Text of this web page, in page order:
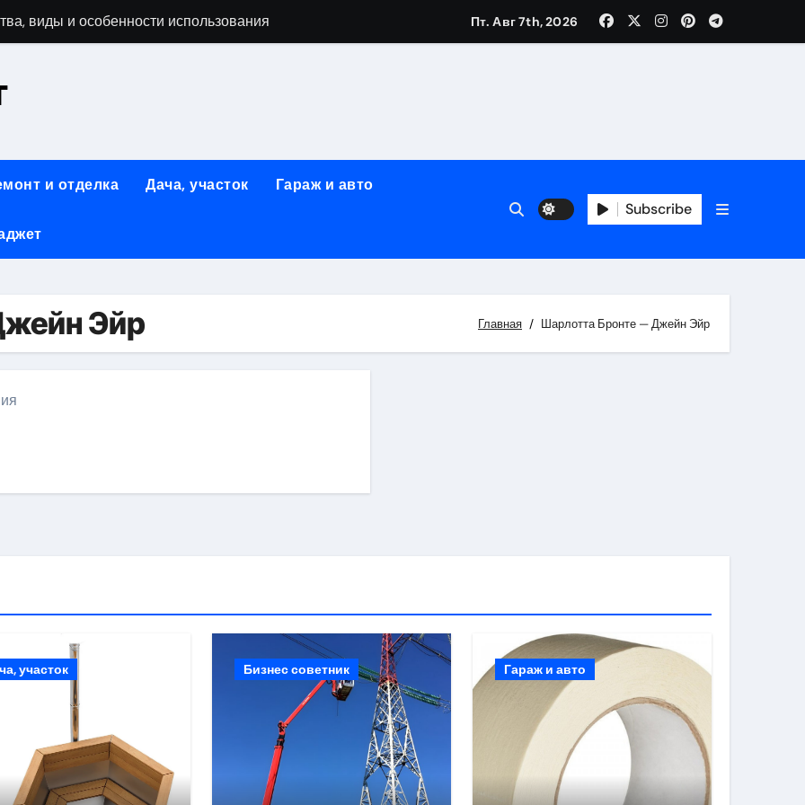
виды и особенности использования
помощник при ремонтных работах
к Успешному Реализации Ваших Идей
и практичность
Дома: Экологичность и Практичность
Обзор и Преимущества
Пт. Авг 7th, 2026
и отделка Дача, участок Гараж и авто
Subscribe
Эйр Главная Шарлотта Бронте — Джейн Эйр
участок Бизнес советник Гараж и авто